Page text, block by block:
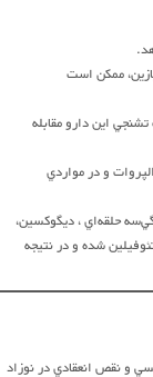
ممكن است
اين دارو مقابله
و در مواردي
حلقه‌اي ، ديگوكسين،
شده و در نتيجه
و نقص انعقادي در نوزاد